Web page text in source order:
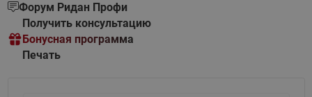
Форум Ридан Профи
Получить консультацию
Бонусная программа
Печать